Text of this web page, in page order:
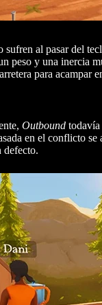
al pasar del
peso y una inercia
para acampar
Outbound todavía
en el conflicto
defecto.